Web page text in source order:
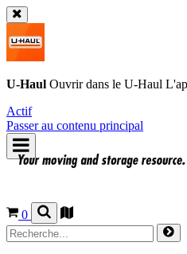
U-Haul Ouvrir dans le U-Haul
Actif
Passer au contenu principal
0